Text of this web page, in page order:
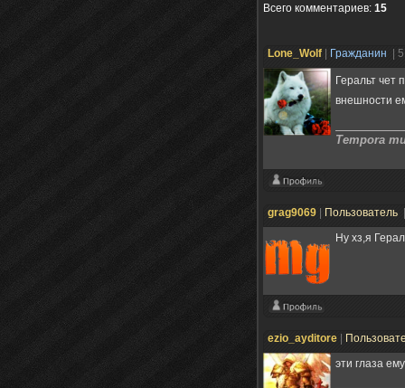
Всего комментариев: 15
Lone_Wolf Гражданин |
Геральт чет
внешности
Tempora
grag9069 Пользователь
Ну хз,я
ezio_ayditore
эти глаза